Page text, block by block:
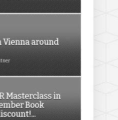
Vienna around
Masterclass in
Book